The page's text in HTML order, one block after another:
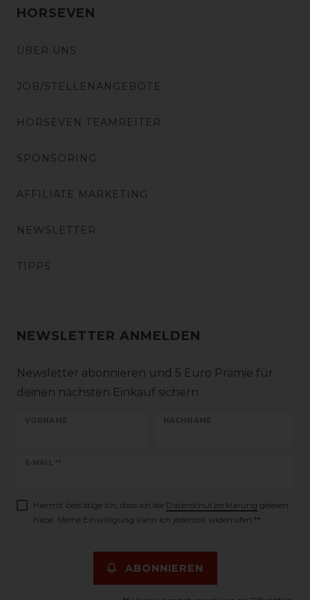
HORSEVEN
ÜBER UNS
JOB/STELLENANGEBOTE
HORSEVEN TEAMREITER
SPONSORING
AFFILIATE MARKETING
NEWSLETTER
TIPPS
NEWSLETTER ANMELDEN
Newsletter abonnieren und 5 Euro Prämie für
deinen nächsten Einkauf sichern
VORNAME NACHNAME
E-MAIL **
Newsletter
Hiermit bestätige ich, dass ich die Daten­schutz­erklärung gelesen
habe. Meine Einwilligung kann ich jederzeit widerrufen.**
ABONNIEREN